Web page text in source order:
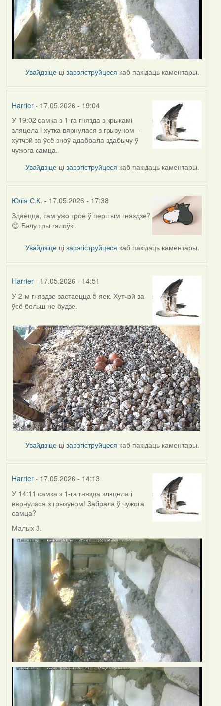
Увайдзіце цізарэгіструйцеся каб пакідаць каментары.
Harrier- 17.05.2026 - 19:04
У 19:02 самка з 1-га гнязда з крыкамі
зляцела і хутка вярнулася з грызуном -
хутчэй за ўсё зноў адабрала здабычу ў
чужога самца.
Увайдзіце цізарэгіструйцеся каб пакідаць каментары.
Юлія С.К. - 17.05.2026 - 17:38
Здаецца, там ужо трое ў першым гняздзе?
😊 Бачу тры галоўкі.
Увайдзіце цізарэгіструйцеся каб пакідаць каментары.
Harrier- 17.05.2026 - 14:51
У 2-м гняздзе застаецца 5 яек. Хутчэй за
ўсё больш не будзе.
Увайдзіце цізарэгіструйцеся каб пакідаць каментары.
Harrier- 17.05.2026 - 14:13
У 14:11 самка з 1-га гнязда зляцела і
вярнулася з грызуном! Забрала ў чужога
самца?
Малых 3.